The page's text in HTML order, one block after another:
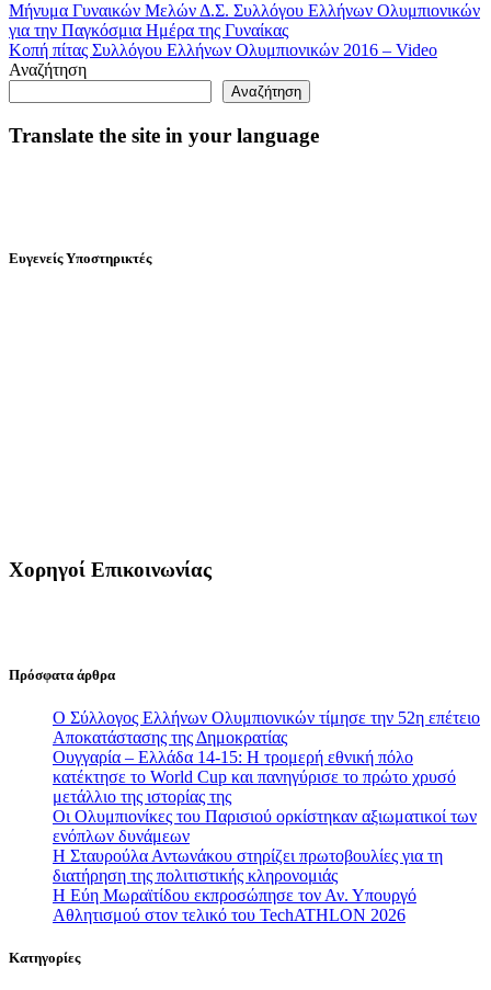
Μήνυμα Γυναικών Μελών Δ.Σ. Συλλόγου Ελλήνων Ολυμπιονικών
για την Παγκόσμια Ημέρα της Γυναίκας
Κοπή πίτας Συλλόγου Ελλήνων Ολυμπιονικών 2016 – Video
Αναζήτηση
Αναζήτηση
Translate the site in your language
Ευγενείς Υποστηρικτές
Χορηγοί Επικοινωνίας
Πρόσφατα άρθρα
Ο Σύλλογος Ελλήνων Ολυμπιονικών τίμησε την 52η επέτειο
Αποκατάστασης της Δημοκρατίας
Ουγγαρία – Ελλάδα 14-15: Η τρομερή εθνική πόλο
κατέκτησε το World Cup και πανηγύρισε το πρώτο χρυσό
μετάλλιο της ιστορίας της
Οι Ολυμπιονίκες του Παρισιού ορκίστηκαν αξιωματικοί των
ενόπλων δυνάμεων
Η Σταυρούλα Αντωνάκου στηρίζει πρωτοβουλίες για τη
διατήρηση της πολιτιστικής κληρονομιάς
Η Εύη Μωραϊτίδου εκπροσώπησε τον Αν. Υπουργό
Αθλητισμού στον τελικό του TechATHLON 2026
Κατηγορίες